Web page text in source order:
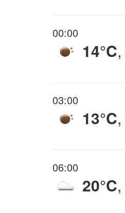
00:00
14°C,
03:00
13°C,
06:00
20°C,